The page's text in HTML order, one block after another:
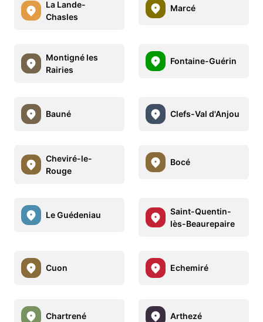
La Lande-
Chasles
Marcé
Montigné les
Rairies
Fontaine-Guérin
Bauné Clefs-Val d'Anjou
Cheviré-le-
Rouge
Bocé
Le Guédeniau
Saint-Quentin-
lès-Beaurepaire
Cuon Echemiré
Chartrené Arthezé